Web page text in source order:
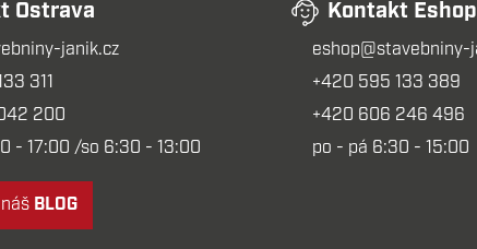
Ostrava
janik.cz
311
200
- 17:00 /so 6:30 - 13:00
BLOG
Kontakt Eshop
eshop@stavebniny-
+420 595 133 389
+420 606 246 496
po - pá 6:30 - 15:00